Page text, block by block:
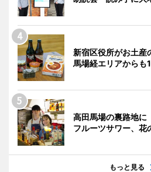
新宿区役所がお土
馬場経エリアからも
高田馬場の裏路地
フルーツサワー、花
もっと見る